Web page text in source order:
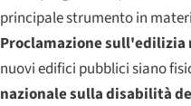
principale strumento in
Proclamazione sull'edilizia
nuovi edifici pubblici siano
nazionale sulla disabilità